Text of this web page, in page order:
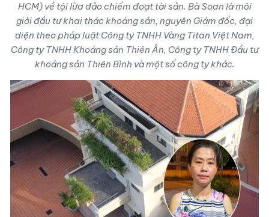
HCM) về tội lừa đảo chiếm đoạt tài sản. Bà Soan là môi
giới đầu tư khai thác khoáng sản, nguyên Giám đốc, đại
diện theo pháp luật Công ty TNHH Vàng Titan Việt Nam,
Công ty TNHH Khoáng sản Thiên Ân, Công ty TNHH Đầu tư
khoáng sản Thiên Bình và một số công ty khác.